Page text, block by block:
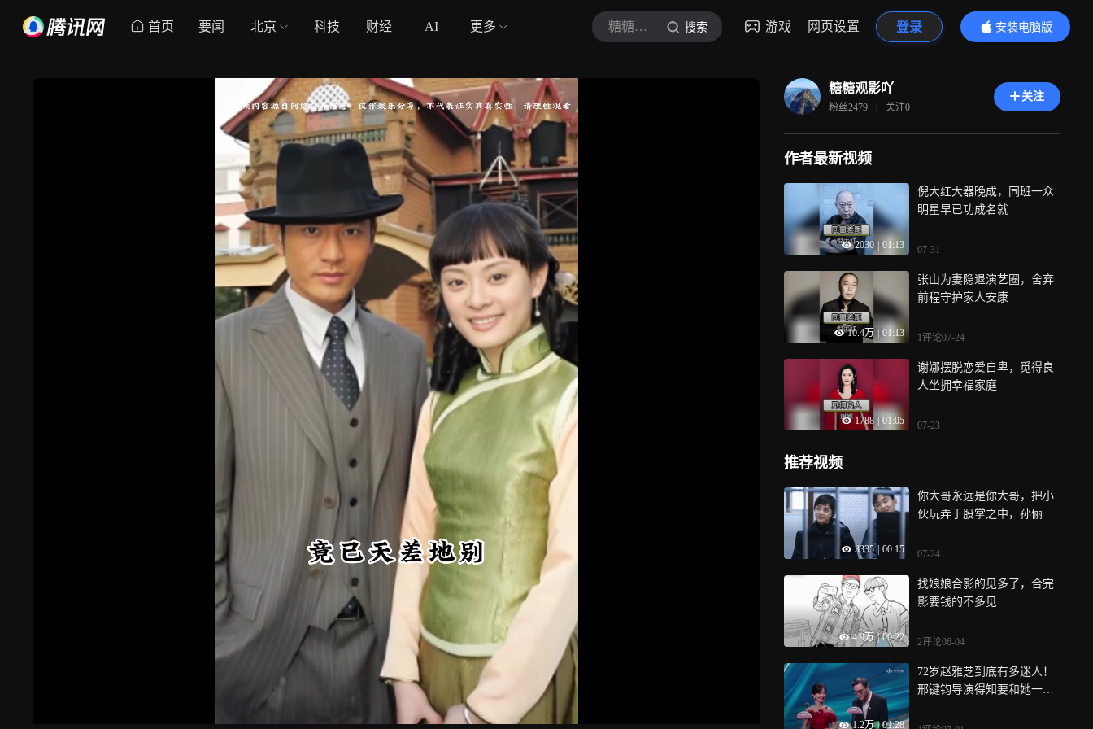
首页 要闻 北京 科技 财经 AI 更多 糖糖观影吖 搜索 游戏 网页设置 登录
安装电脑版
内容更精彩
糖糖观影吖
粉丝2479 | 关注0
关注
作者最新视频
2030 01:13
倪大红大器晚成，同班一众
明星早已功成名就
07-31
10.4万 01:13
张山为妻隐退演艺圈，舍弃
前程守护家人安康
1评论07-24
1788 01:05
谢娜摆脱恋爱自卑，觅得良
人坐拥幸福家庭
07-23
推荐视频
3335 00:15
你大哥永远是你大哥，把小
伙玩弄于股掌之中，孙俪就
07-24
4.9万 | 00:22
找娘娘合影的见多了，合完
影要钱的不多见
2评论06-04
1.2万 | 01:28
72岁赵雅芝到底有多迷人！
邢键钧导演得知要和她一起